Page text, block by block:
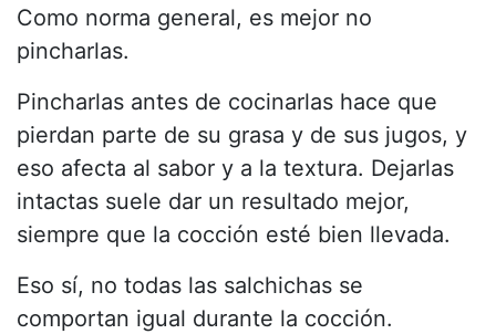
Como norma general, es mejor no
pincharlas.
Pincharlas antes de cocinarlas hace que
pierdan parte de su grasa y de sus jugos, y
eso afecta al sabor y a la textura. Dejarlas
intactas suele dar un resultado mejor,
siempre que la cocción esté bien llevada.
Eso sí, no todas las salchichas se
comportan igual durante la cocción.